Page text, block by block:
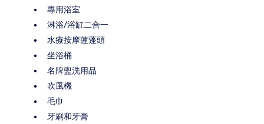
專用浴室
淋浴/浴缸二合一
水療按摩蓮蓬頭
坐浴桶
名牌盥洗用品
吹風機
毛巾
牙刷和牙膏